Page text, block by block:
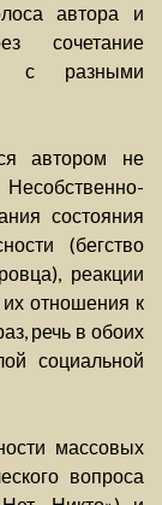
автора и
сочетание
с разными
автором не
состояния
(бегство
реакции
отношения к
речь в обоих
социальной
массовых
вопроса